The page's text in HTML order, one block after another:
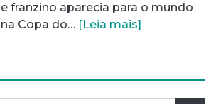
e franzino aparecia para o mundo
na Copa do… [Leia mais]